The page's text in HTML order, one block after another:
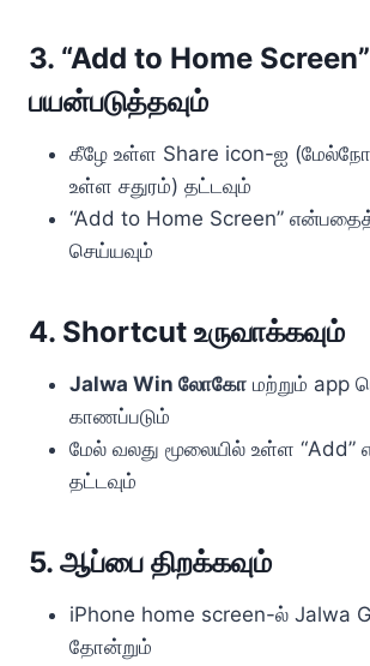
3. “Add to Home Screen”
பயன்படுத்தவும்
கீழே உள்ள Share icon-ஐ
உள்ள சதுரம்) தட்டவும்
“Add to Home Screen”
செய்யவும்
4. Shortcut உருவாக்கவும்
Jalwa Win லோகோ மற்றும் app
காணப்படும்
மேல் வலது மூலையில் உள்ள
தட்டவும்
5. ஆப்பை திறக்கவும்
iPhone home screen-ல் Jalwa
தோன்றும்